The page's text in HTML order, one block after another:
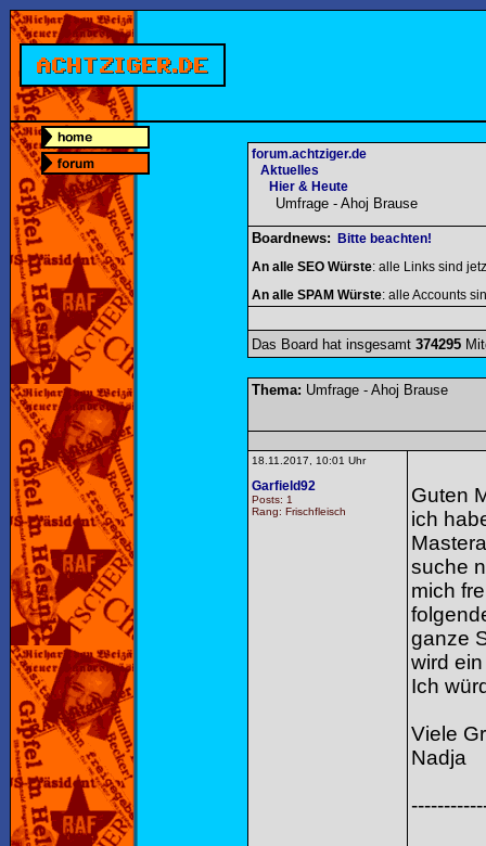
forum.achtziger.de
Aktuelles
Hier & Heute
Umfrage - Ahoj Brause
Boardnews:
Bitte beachten!
An alle SEO Würste: alle Links sind
An alle SPAM Würste: alle Accounts
Das Board hat insgesamt 374295
Thema: Umfrage - Ahoj Brause
18.11.2017, 10:01 Uhr
Garfield92
Posts: 1
Rang: Frischfleisch
Guten
ich
suche
mich
ganze
wird
Ich
Viele
Nadja